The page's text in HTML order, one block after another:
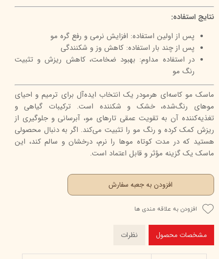
نتایج استفاده:
پس از اولین استفاده: افزایش نرمی و رفع گره مو
پس از چند بار استفاده: کاهش وز و شکنندگی
در استفاده مداوم: بهبود ضخامت، کاهش ریزش و تثبیت
رنگ مو
ماسک مو کاسه‌ای هرمودر یک انتخاب ایده‌آل برای ترمیم و احیای
موهای رنگ‌شده، خشک و شکننده است. ترکیبات گیاهی و
تغذیه‌کننده آن به تقویت عمقی تارهای مو، آبرسانی و جلوگیری از
ریزش کمک کرده و رنگ مو را تثبیت می‌کند. اگر به دنبال محصولی
هستید که در مدت کوتاه موها را نرم، درخشان و سالم کند، این
ماسک یک گزینه مؤثر و قابل اعتماد است.
افزودن به جعبه سفارش
افزودن به علاقه مندی ها
مشخصات محصول نظرات